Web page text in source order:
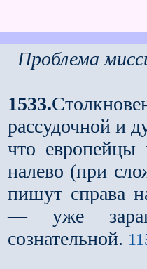
Проблема
1533.
рассудочной и
что европейцы
налево (при
пишут справа
— уже
сознательной.